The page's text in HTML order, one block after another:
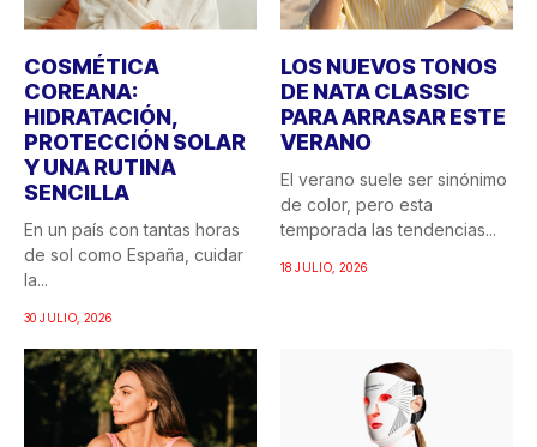
COSMÉTICA
COREANA:
HIDRATACIÓN,
PROTECCIÓN SOLAR
Y UNA RUTINA
SENCILLA
En un país con tantas horas
de sol como España, cuidar
la...
30 JULIO, 2026
LOS NUEVOS TONOS
DE NATA CLASSIC
PARA ARRASAR ESTE
VERANO
El verano suele ser sinónimo
de color, pero esta
temporada las tendencias...
18 JULIO, 2026